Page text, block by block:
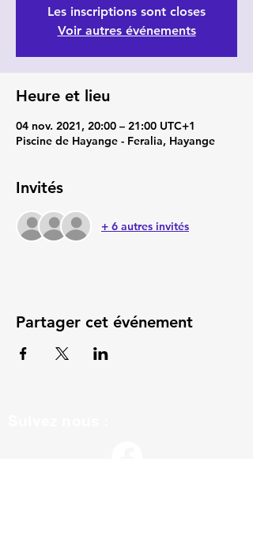
Les inscriptions sont closes
Voir autres événements
Heure et lieu
04 nov. 2021, 20:00 – 21:00 UTC+1
Piscine de Hayange - Feralia, Hayange
Invités
+ 6 autres invités
Partager cet événement